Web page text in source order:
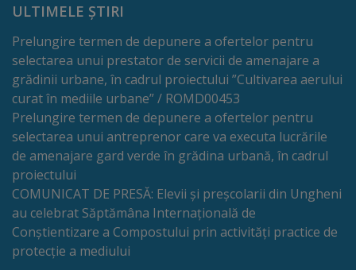
Management
proiect
deșeuri
Adoptă
un
spațiu
verde
Educație
ULTIMELE ȘTIRI
Prelungire termen de depunere a ofertelor pentru
selectarea unui prestator de servicii de amenajare a
grădinii urbane, în cadrul proiectului ”Cultivarea aerului
curat în mediile urbane” / ROMD00453
Prelungire termen de depunere a ofertelor pentru
selectarea unui antreprenor care va executa lucrările
de amenajare gard verde în grădina urbană, în cadrul
proiectului
COMUNICAT DE PRESĂ: Elevii și preșcolarii din Ungheni
au celebrat Săptămâna Internațională de
Conștientizare a Compostului prin activități practice de
protecție a mediului